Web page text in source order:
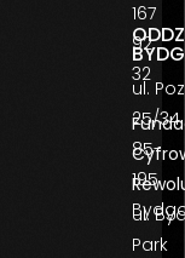
167
92
32
ul.
Park
ul.
25/34
85-
195